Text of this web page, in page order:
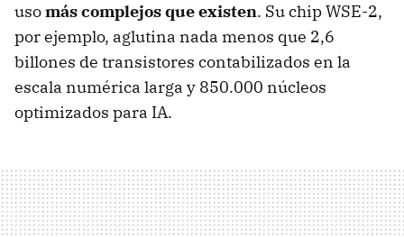
usomás complejos que existen. Su chip WSE-2,
por ejemplo, aglutina nada menos que 2,6
billones de transistores contabilizados en la
escala numérica larga y 850.000 núcleos
optimizados para IA.